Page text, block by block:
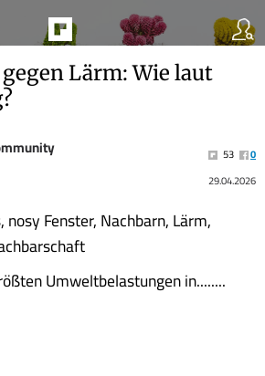
Lärm: Wie laut
53
0
29.04.2026
nosy Fenster, Nachbarn, Lärm,
Umweltbelastungen in........